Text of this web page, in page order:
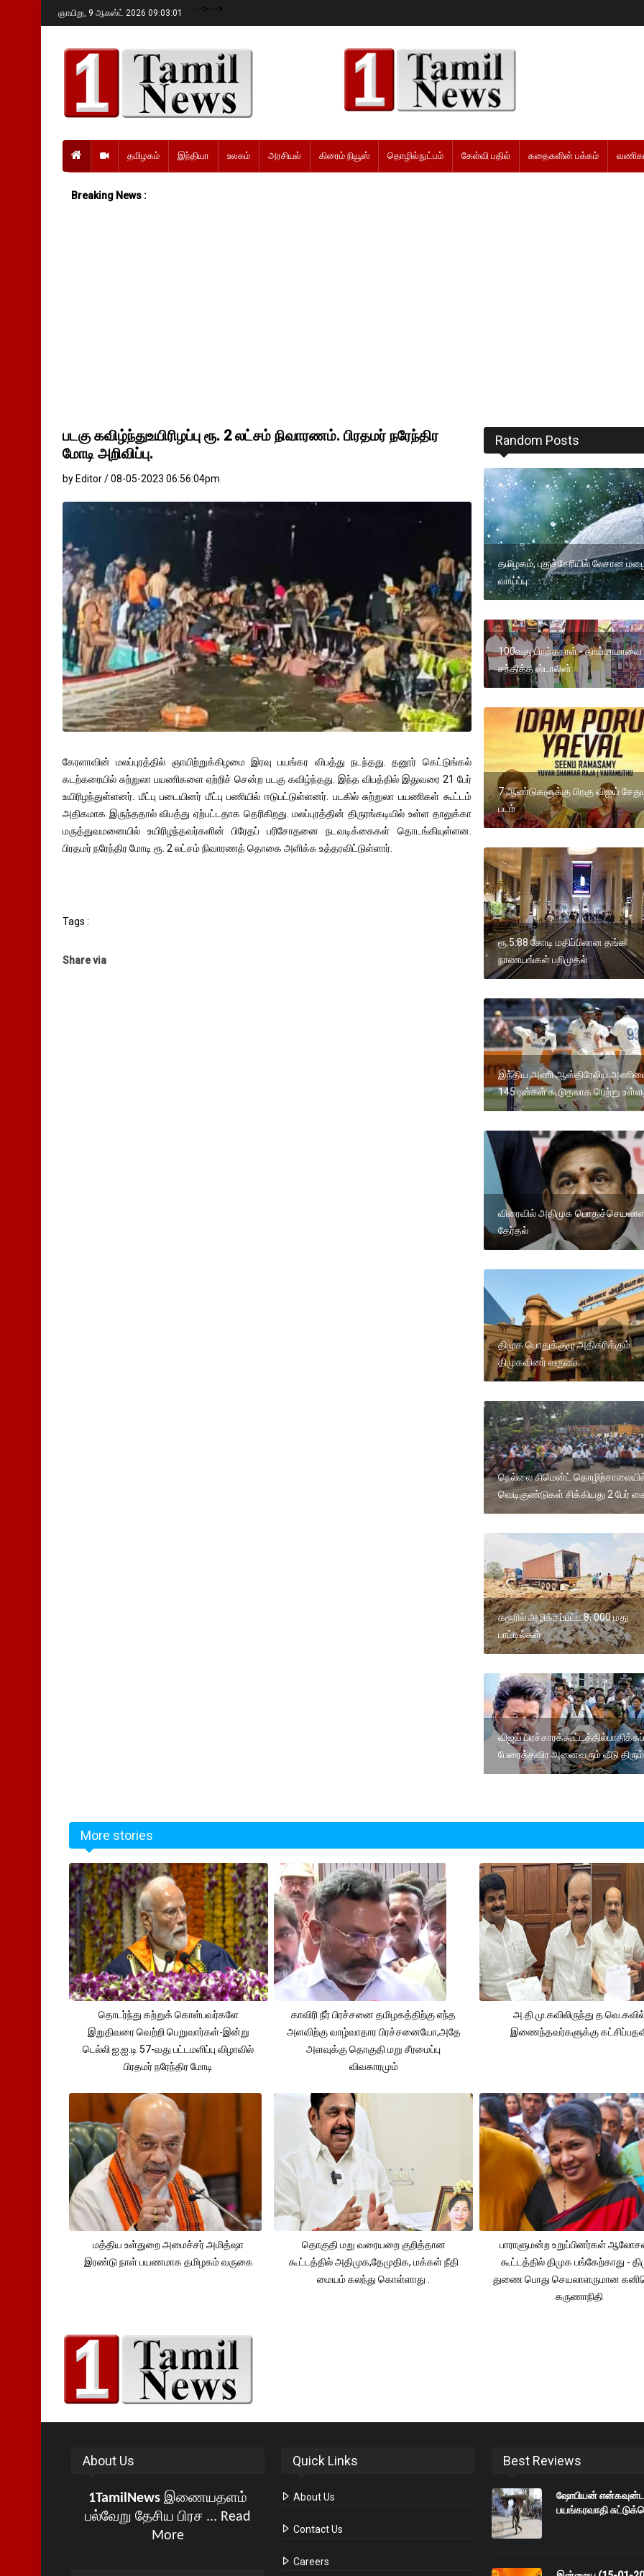
ஞாயிறு, 9 ஆகஸ்ட் 2026 09:03:02 --> -->
தமிழகம் இந்தியா உலகம் அரசியல் கிரைம் நியூஸ் தொழில்நுட்பம் கேள்வி பதில் கதைகளின் பக்கம்
Breaking News :
படகு கவிழ்ந்துஉயிரிழப்பு ரூ. 2 லட்சம் நிவாரணம். பிரதமர் நரேந்திர
மோடி அறிவிப்பு.
by Editor / 08-05-2023 06:56:04pm
கேரளாவின் மலப்புரத்தில் ஞாயிற்றுக்கிழமை இரவு பயங்கர விபத்து நடந்தது. தனூர் கெட்டுங்கல்
கடற்கரையில் சுற்றுலா பயணிகளை ஏற்றிச் சென்ற படகு கவிழ்ந்தது. இந்த விபத்தில் இதுவரை 21 பேர்
உயிரிழந்துள்ளனர். மீட்பு படையினர் மீட்பு பணியில் ஈடுபட்டுள்ளனர். படகில் சுற்றுலா பயணிகள் கூட்டம்
அதிகமாக இருந்ததால் விபத்து ஏற்பட்டதாக தெரிகிறது. மலப்புரத்தின் திருரங்கடியில் உள்ள தாலுக்கா
மருத்துவமனையில் உயிரிழந்தவர்களின் பிரேதப் பரிசோதனை நடவடிக்கைகள் தொடங்கியுள்ளன.
பிரதமர் நரேந்திர மோடி ரூ. 2 லட்சம் நிவாரணத் தொகை அளிக்க உத்தரவிட்டுள்ளார்.
Tags :
Share via
Random Posts
தமிழகம், புதுச்சேரியில் லேசான
வாய்ப்பு
100வது பிறந்தநாள் - தாய்மாமாவை
சந்தித்த ஸ்டாலின்
7 ஆண்டுகளுக்கு பிறகு விஜய்
படம்
ரூ.5.88 கோடி மதிப்பிலான தங்க
நாணயங்கள் பறிமுதல்
இந்திய அணி ஆஸ்திரேலிய
145 ரன்கள் கூடுதலாக பெற்று
விரைவில் அதிமுக
தேர்தல்
திமுக பொதுக்குழு அதிகரிக்கும்
திமுகவினர் வருகை
நெல்லை சிமென்ட்
வெடிகுண்டுகள் சிக்கியது 2 பேர்
கரூரில் அழிக்கப்பட்ட 8, 000 மது
பாட்டில்கள்
விஜய்
பேரைத்தவிர அனைவரும் வீடு
More stories
தொடர்ந்து கற்றுக் கொள்பவர்களே
இறுதிவரை வெற்றி பெறுவார்கள்-இன்று
டெல்லி ஐ.ஐ.டி 57-வது பட்டமளிப்பு விழாவில்
பிரதமர் நரேந்திர மோடி
காவிரி நீர் பிரச்சனை தமிழகத்திற்கு எந்த
அளவிற்கு வாழ்வாதார பிரச்சனையோ,அதே
அளவுக்கு தொகுதி மறு சீரமைப்பு
விவகாரமும்
அ.தி.மு.கவிலிருந்து
இணைந்தவர்களுக்கு
மத்திய உள்துறை அமைச்சர் அமித்ஷா
இரண்டு நாள் பயணமாக தமிழகம் வருகை
தொகுதி மறு வரையறை குறித்தான
கூட்டத்தில் அதிமுக,தேமுதிக, மக்கள் நீதி
மையம் கலந்து கொள்ளாது .
பாராளுமன்ற உறுப்பினர்கள்
கூட்டத்தில் திமுக பங்கேற்காது -
துணை பொது செயலாளருமான
கருணாநிதி
About Us
1TamilNewsஇணையதளம்
பல்வேறு தேசிய பிரச ... Read
More
Quick Links
About Us
Contact Us
Careers
Best Reviews
ஷோபியன்
பயங்கரவாதி